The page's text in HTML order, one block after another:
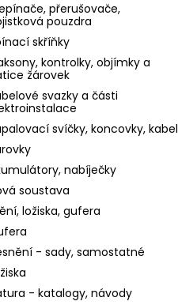
přerušovače,
pouzdra
skříňky
kontrolky, objímky a
žárovek
svazky a části
svíčky, koncovky, kabel
nabíječky
soustava
ložiska, gufera
- sady, samostatné
- katalogy, návody